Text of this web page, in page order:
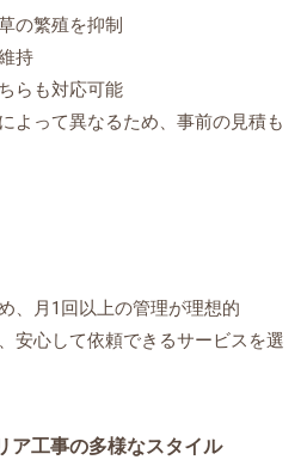
の繁殖を抑制
持
らも対応可能
よって異なるため、事前の見積も
、月1回以上の管理が理想的
安心して依頼できるサービスを選
ア工事の多様なスタイル